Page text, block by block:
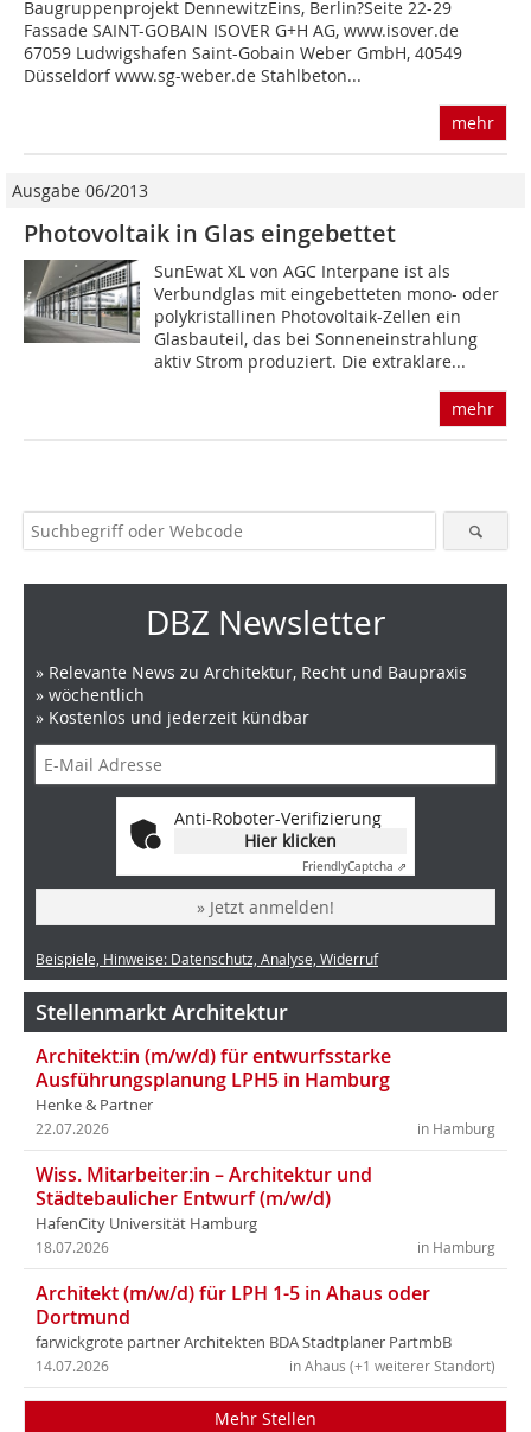
Baugruppenprojekt DennewitzEins, Berlin?Seite 22-29
Fassade SAINT-GOBAIN ISOVER G+H AG, www.isover.de
67059 Ludwigshafen Saint-Gobain Weber GmbH, 40549
Düsseldorf www.sg-weber.de Stahlbeton...
mehr
Ausgabe 06/2013
Photovoltaik in Glas eingebettet
SunEwat XL von AGC Interpane ist als
Verbundglas mit eingebetteten mono- oder
polykristallinen Photovoltaik-Zellen ein
Glasbauteil, das bei Sonneneinstrahlung
aktiv Strom produziert. Die extraklare...
mehr
DBZ Newsletter
» Relevante News zu Architektur, Recht und Baupraxis
» wöchentlich
» Kostenlos und jederzeit kündbar
Anti-Roboter-Verifizierung
Hier klicken
FriendlyCaptcha ⇗
» Jetzt anmelden!
Beispiele, Hinweise: Datenschutz, Analyse, Widerruf
Stellenmarkt Architektur
Architekt:in (m/w/d) für entwurfsstarke
Ausführungsplanung LPH5 in Hamburg
Henke & Partner
in Hamburg
22.07.2026
Wiss. Mitarbeiter:in – Architektur und
Städtebaulicher Entwurf (m/w/d)
HafenCity Universität Hamburg
in Hamburg
18.07.2026
Architekt (m/w/d) für LPH 1-5 in Ahaus oder
Dortmund
farwickgrote partner Architekten BDA Stadtplaner PartmbB
in Ahaus (+1 weiterer Standort)
14.07.2026
Mehr Stellen